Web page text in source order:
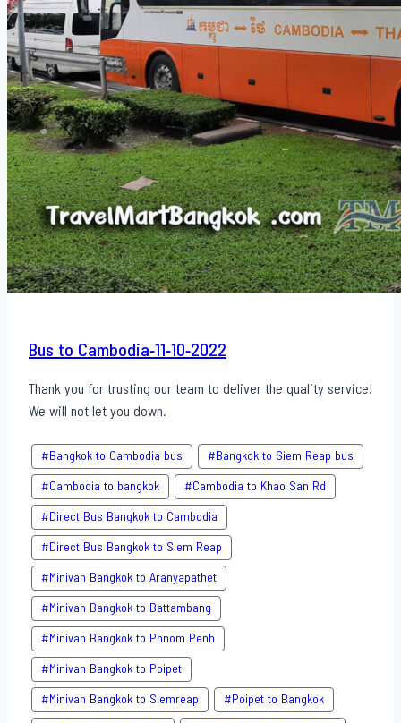
Bus to Cambodia-11-10-2022
Thank you for trusting our team to deliver the quality service!
We will not let you down.
#Bangkok to Cambodia bus
#Bangkok to Siem Reap bus
#Cambodia to bangkok
#Cambodia to Khao San​ Rd
#Direct​ Bus Bangkok to Cambodia
#Direct​ Bus Bangkok to Siem Reap
#Minivan Bangkok to​ Aranyapathet​
#Minivan​ Bangkok to Battambang
#Minivan Bangkok to Phnom Penh
#Minivan Bangkok to Poipet
#Minivan Bangkok to Siemreap
#Poipet to Bangkok